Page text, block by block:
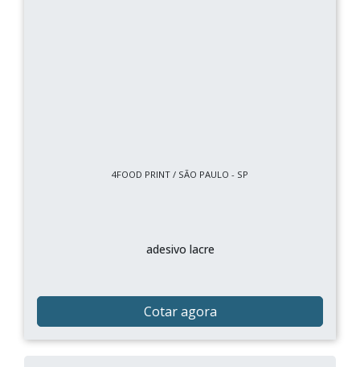
4FOOD PRINT / SÃO PAULO - SP
adesivo lacre
Cotar agora